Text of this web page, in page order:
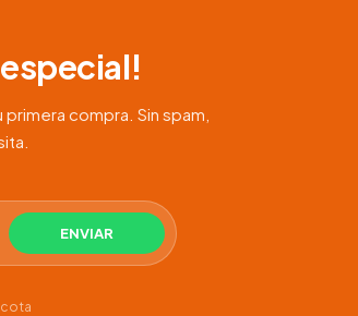
compra. Sin spam,